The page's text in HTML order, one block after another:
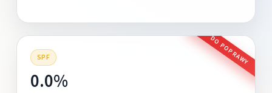
SPF DO POPRAWY
0.0%